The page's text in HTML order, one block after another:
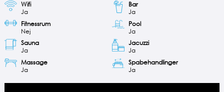
Wifi
Ja
Bar
Ja
Fitnessrum
Nej
Pool
Ja
Sauna
Ja
Jacuzzi
Ja
Massage
Ja
Spabehandlinger
Ja